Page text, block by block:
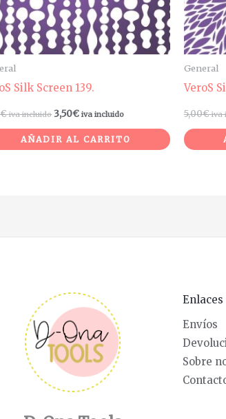
Silk Screen 139.
€ iva incluido 3,50€ iva incluido
AÑADIR AL CARRITO
General
VeroS
5,00€ iva
Enlaces
Envíos
Sobre